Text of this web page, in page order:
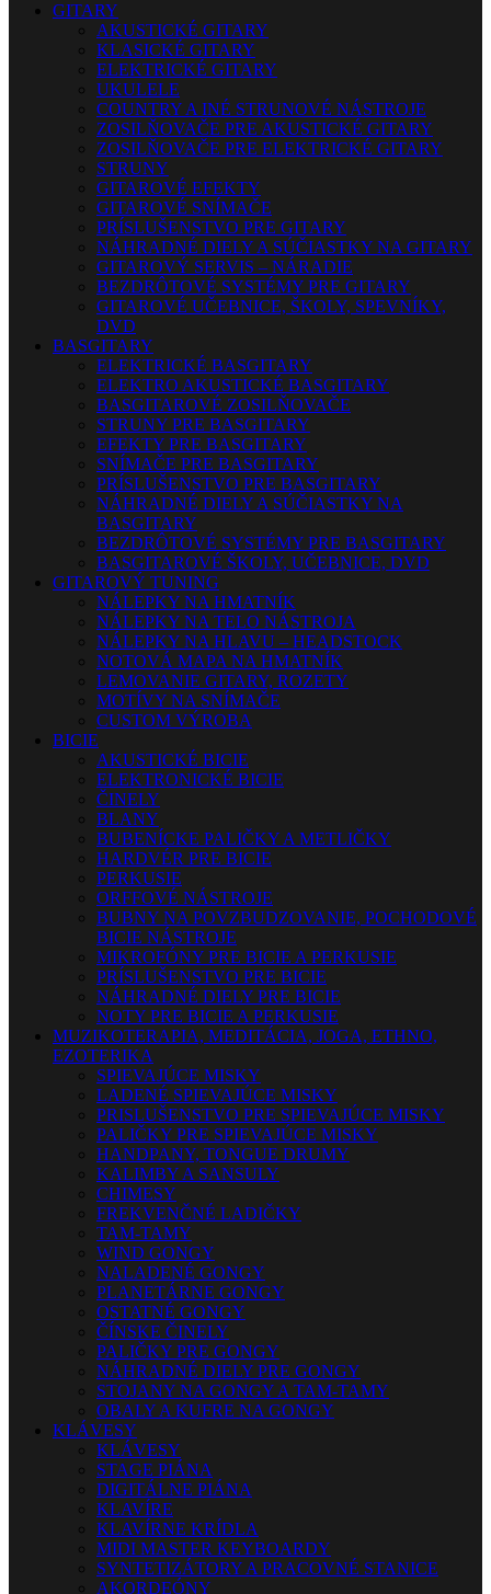
GITARY
AKUSTICKÉ GITARY
KLASICKÉ GITARY
ELEKTRICKÉ GITARY
UKULELE
COUNTRY A INÉ STRUNOVÉ NÁSTROJE
ZOSILŇOVAČE PRE AKUSTICKÉ GITARY
ZOSILŇOVAČE PRE ELEKTRICKÉ GITARY
STRUNY
GITAROVÉ EFEKTY
GITAROVÉ SNÍMAČE
PRÍSLUŠENSTVO PRE GITARY
NÁHRADNÉ DIELY A SÚČIASTKY NA GITARY
GITAROVÝ SERVIS – NÁRADIE
BEZDRÔTOVÉ SYSTÉMY PRE GITARY
GITAROVÉ UČEBNICE, ŠKOLY, SPEVNÍKY,
DVD
BASGITARY
ELEKTRICKÉ BASGITARY
ELEKTRO AKUSTICKÉ BASGITARY
BASGITAROVÉ ZOSILŇOVAČE
STRUNY PRE BASGITARY
EFEKTY PRE BASGITARY
SNÍMAČE PRE BASGITARY
PRÍSLUŠENSTVO PRE BASGITARY
NÁHRADNÉ DIELY A SÚČIASTKY NA
BASGITARY
BEZDRÔTOVÉ SYSTÉMY PRE BASGITARY
BASGITAROVÉ ŠKOLY, UČEBNICE, DVD
GITAROVÝ TUNING
NÁLEPKY NA HMATNÍK
NÁLEPKY NA TELO NÁSTROJA
NÁLEPKY NA HLAVU – HEADSTOCK
NOTOVÁ MAPA NA HMATNÍK
LEMOVANIE GITARY, ROZETY
MOTÍVY NA SNÍMAČE
CUSTOM VÝROBA
BICIE
AKUSTICKÉ BICIE
ELEKTRONICKÉ BICIE
ČINELY
BLANY
BUBENÍCKE PALIČKY A METLIČKY
HARDVÉR PRE BICIE
PERKUSIE
ORFFOVÉ NÁSTROJE
BUBNY NA POVZBUDZOVANIE, POCHODOVÉ
BICIE NÁSTROJE
MIKROFÓNY PRE BICIE A PERKUSIE
PRÍSLUŠENSTVO PRE BICIE
NÁHRADNÉ DIELY PRE BICIE
NOTY PRE BICIE A PERKUSIE
MUZIKOTERAPIA, MEDITÁCIA, JOGA, ETHNO,
EZOTERIKA
SPIEVAJÚCE MISKY
LADENÉ SPIEVAJÚCE MISKY
PRISLUŠENSTVO PRE SPIEVAJÚCE MISKY
PALIČKY PRE SPIEVAJÚCE MISKY
HANDPANY, TONGUE DRUMY
KALIMBY A SANSULY
CHIMESY
FREKVENČNÉ LADIČKY
TAM-TAMY
WIND GONGY
NALADENÉ GONGY
PLANETÁRNE GONGY
OSTATNÉ GONGY
ČÍNSKE ČINELY
PALIČKY PRE GONGY
NÁHRADNÉ DIELY PRE GONGY
STOJANY NA GONGY A TAM-TAMY
OBALY A KUFRE NA GONGY
KLÁVESY
KLÁVESY
STAGE PIÁNA
DIGITÁLNE PIÁNA
KLAVÍRE
KLAVÍRNE KRÍDLA
MIDI MASTER KEYBOARDY
SYNTETIZÁTORY A PRACOVNÉ STANICE
AKORDEÓNY